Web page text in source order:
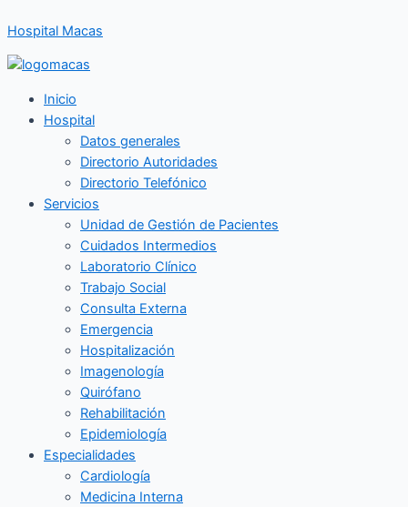
al
contenido
Hospital Macas
Inicio
Hospital
Datos generales
Directorio Autoridades
Directorio Telefónico
Servicios
Unidad de Gestión de Pacientes
Cuidados Intermedios
Laboratorio Clínico
Trabajo Social
Consulta Externa
Emergencia
Hospitalización
Imagenología
Quirófano
Rehabilitación
Epidemiología
Especialidades
Cardiología
Medicina Interna